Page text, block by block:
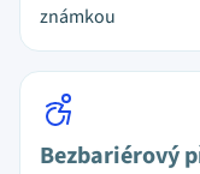
známkou
Bezbariérový